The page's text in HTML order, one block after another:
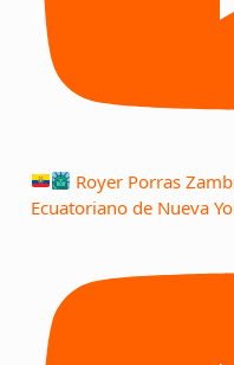
Royer Porras
Ecuatoriano de Nueva